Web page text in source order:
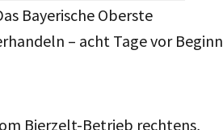
Bayerische Oberste
– acht Tage vor Beginn
Bierzelt-Betrieb rechtens,